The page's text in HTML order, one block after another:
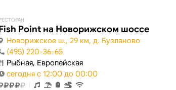
Point на Новорижском шоссе
Новорижское ш., 29 км, д. Бузланово
(495) 220-36-65
Рыбная, Европейская
сегодня с 12:00 до 00:00